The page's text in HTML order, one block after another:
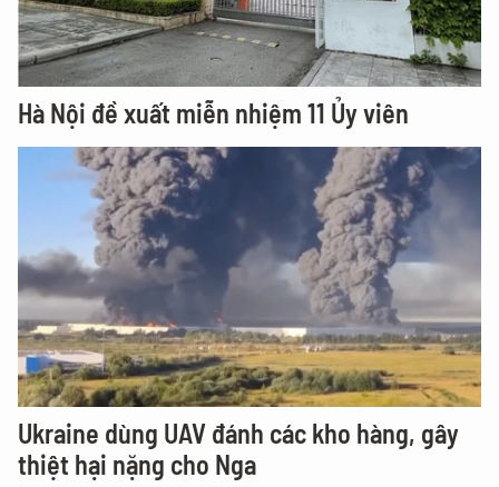
Hà Nội đề xuất miễn nhiệm 11 Ủy viên
Ukraine dùng UAV đánh các kho hàng, gây
thiệt hại nặng cho Nga